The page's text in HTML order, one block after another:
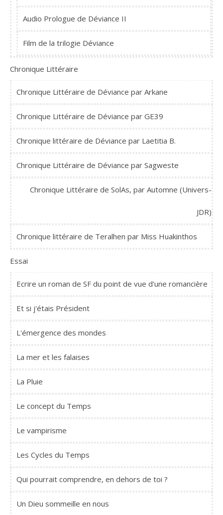
Audio Prologue de Déviance II
Film de la trilogie Déviance
Chronique Littéraire
Chronique Littéraire de Déviance par Arkane
Chronique Littéraire de Déviance par GE39
Chronique littéraire de Déviance par Laetitia B.
Chronique Littéraire de Déviance par Sagweste
Chronique Littéraire de SolAs, par Automne (Univers-
JDR)
Chronique littéraire de Teralhen par Miss Huakinthos
Essai
Ecrire un roman de SF du point de vue d'une romancière
Et si j'étais Président
L'émergence des mondes
La mer et les falaises
La Pluie
Le concept du Temps
Le vampirisme
Les Cycles du Temps
Qui pourrait comprendre, en dehors de toi ?
Un Dieu sommeille en nous